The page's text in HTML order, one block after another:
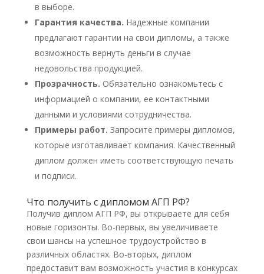
в выборе.
Гарантия качества. Надежные компании
предлагают гарантии на свои дипломы, а также
возможность вернуть деньги в случае
недовольства продукцией.
Прозрачность. Обязательно ознакомьтесь с
информацией о компании, ее контактными
данными и условиями сотрудничества.
Примеры работ. Запросите примеры дипломов,
которые изготавливает компания. Качественный
диплом должен иметь соответствующую печать
и подписи.
Что получить с дипломом АГП РФ?
Получив диплом АГП РФ, вы открываете для себя
новые горизонты. Во-первых, вы увеличиваете
свои шансы на успешное трудоустройство в
различных областях. Во-вторых, диплом
предоставит вам возможность участия в конкурсах